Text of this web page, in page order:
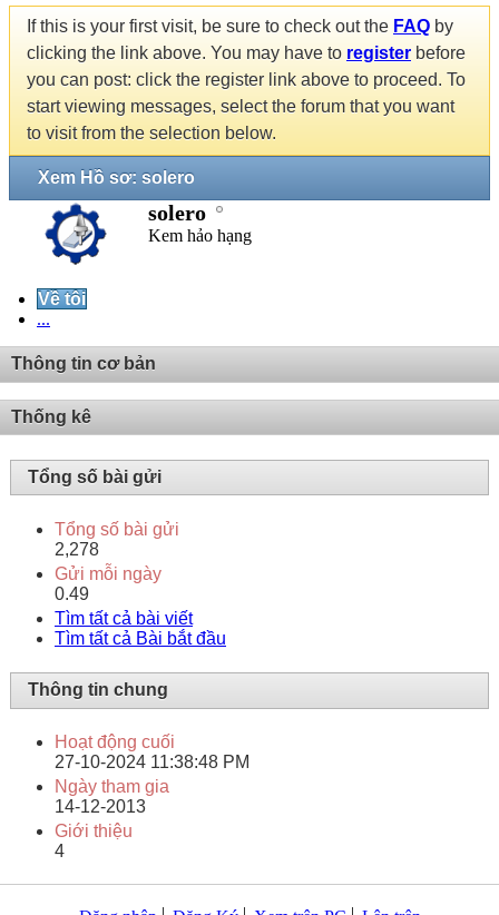
If this is your first visit, be sure to check out the FAQ by
clicking the link above. You may have to register before
you can post: click the register link above to proceed. To
start viewing messages, select the forum that you want
to visit from the selection below.
Xem Hồ sơ: solero
solero
Kem hảo hạng
Về tôi
...
Thông tin cơ bản
Thống kê
Tổng số bài gửi
Tổng số bài gửi
2,278
Gửi mỗi ngày
0.49
Tìm tất cả bài viết
Tìm tất cả Bài bắt đầu
Thông tin chung
Hoạt động cuối
27-10-2024 11:38:48 PM
Ngày tham gia
14-12-2013
Giới thiệu
4